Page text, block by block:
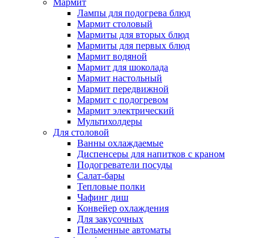
Мармит
Лампы для подогрева блюд
Мармит столовый
Мармиты для вторых блюд
Мармиты для первых блюд
Мармит водяной
Мармит для шоколада
Мармит настольный
Мармит передвижной
Мармит с подогревом
Мармит электрический
Мультихолдеры
Для столовой
Ванны охлаждаемые
Диспенсеры для напитков с краном
Подогреватели посуды
Салат-бары
Тепловые полки
Чафинг диш
Конвейер охлаждения
Для закусочных
Пельменные автоматы